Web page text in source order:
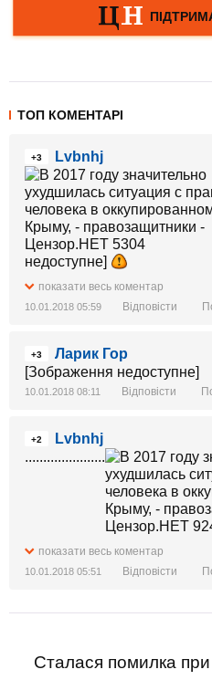
ТОП КОМЕНТАРІ
+3
Lvbnhj
недоступне]
показати весь коментар
10.01.2018 05:59 Відповісти
+3
Ларик Гор
[Зображення недоступне]
10.01.2018 08:11 Відповісти
+2
Lvbnhj
......................
показати весь коментар
10.01.2018 05:51 Відповісти
Сталася помилка